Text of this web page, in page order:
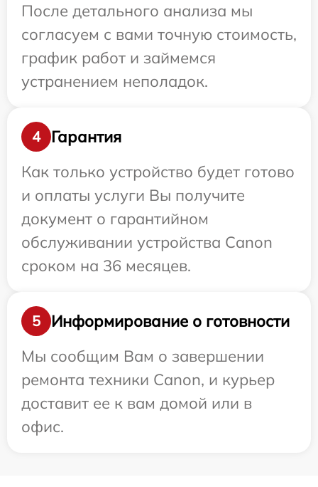
После детального анализа мы
согласуем с вами точную стоимость,
график работ и займемся
устранением неполадок.
4
Гарантия
Как только устройство будет готово
и оплаты услуги Вы получите
документ о гарантийном
обслуживании устройства Canon
сроком на 36 месяцев.
5
Информирование о готовности
Мы сообщим Вам о завершении
ремонта техники Canon, и курьер
доставит ее к вам домой или в
офис.